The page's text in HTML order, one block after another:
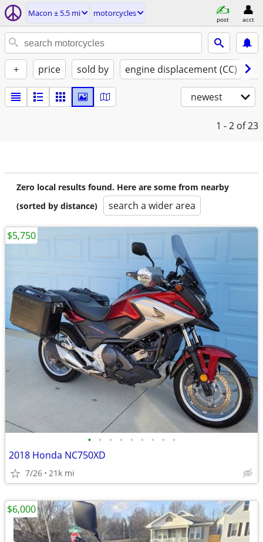
Macon ± 5.5 mi motorcycles
post acct
+ price sold by engine displacement (CC)
newest
1 - 2 of 23
Zero local results found. Here are some from nearby
(sorted by distance)
search a wider area
• • • • • • • • •
2018 Honda NC750XD
7/26 21k mi
$5,750
$6,000